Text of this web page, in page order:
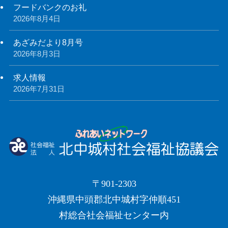
フードバンクのお礼
2026年8月4日
あざみだより8月号
2026年8月3日
求人情報
2026年7月31日
〒901-2303
沖縄県中頭郡北中城村字仲順451
村総合社会福祉センター内